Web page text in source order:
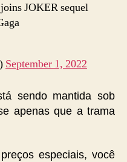
JOKER sequel
September 1, 2022
sendo mantida sob
apenas que a trama
especiais, você